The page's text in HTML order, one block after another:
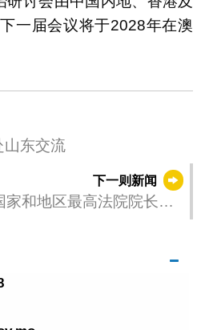
一届会议将于2028年在澳
山东交流
下一则新闻
家和地区最高法院院长论